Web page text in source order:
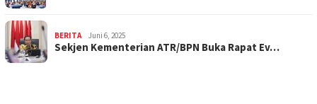
BERITA Juni 6, 2025
Sekjen Kementerian ATR/BPN Buka Rapat Ev…